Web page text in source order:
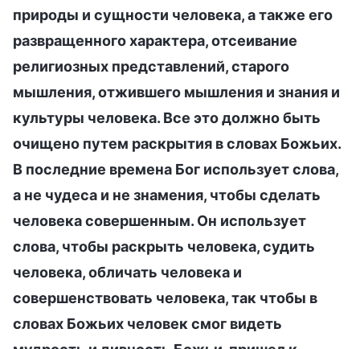
природы и сущности человека, а также его
развращенного характера, отсеивание
религиозных представлений, старого
мышления, отжившего мышления и знания и
культуры человека. Все это должно быть
очищено путем раскрытия в словах Божьих.
В последние времена Бог использует слова,
а не чудеса и не знамения, чтобы сделать
человека совершенным. Он использует
слова, чтобы раскрыть человека, судить
человека, обличать человека и
совершенствовать человека, так чтобы в
словах Божьих человек смог видеть